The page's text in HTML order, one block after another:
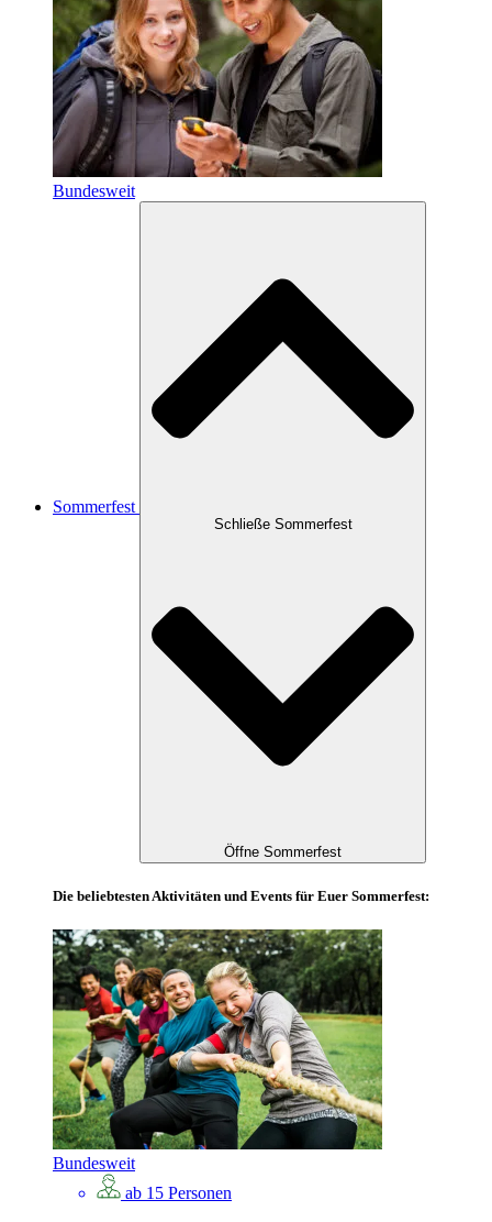
Bundesweit
Sommerfest
Schließe Sommerfest
Öffne Sommerfest
Die beliebtesten Aktivitäten und Events für Euer Sommerfest:
Bundesweit
ab 15 Personen